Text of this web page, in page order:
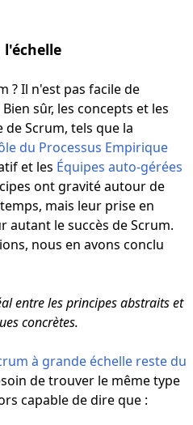
l'échelle
? Il n'est pas facile de
sûr, les concepts et les
Scrum, tels que la
du Processus Empirique
et les Équipes auto-gérées
ont gravité autour de
mais leur prise en
autant le succès de Scrum.
nous en avons conclu
entre les principes abstraits et
concrètes.
à grande échelle reste du
de trouver le même type
capable de dire que :